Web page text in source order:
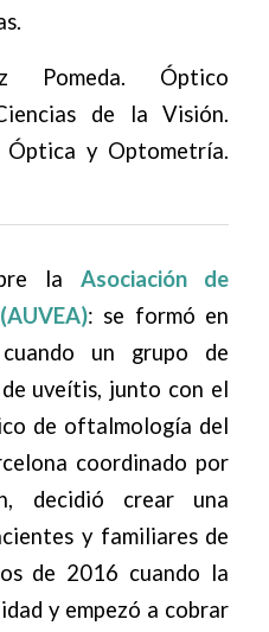
Pomeda. Óptico
de la Visión.
y Optometría.
la Asociación de
(AUVEA): se formó en
un grupo de
uveítis, junto con el
de oftalmología del
coordinado por
decidió crear una
y familiares de
de 2016 cuando la
y empezó a cobrar